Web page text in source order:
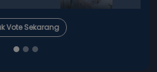
Vote Sekarang